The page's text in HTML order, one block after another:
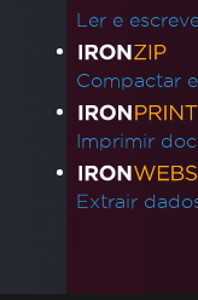
Ler e
Compactar
Imprimir
Extrair